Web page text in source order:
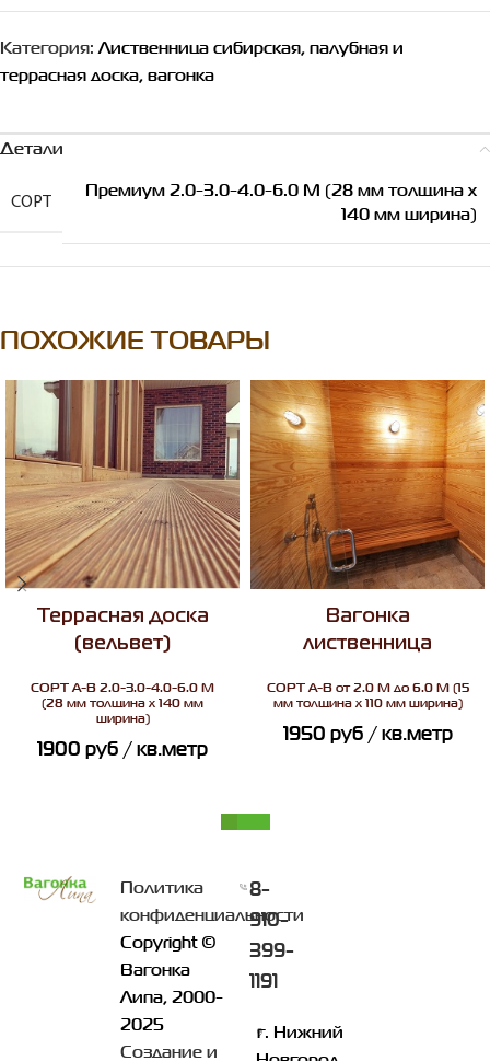
Категория: Лиственница сибирская, палубная и
террасная доска, вагонка
Детали
СОРТ
Премиум 2.0-3.0-4.0-6.0 М (28 мм толщина х
140 мм ширина)
ПОХОЖИЕ ТОВАРЫ
Террасная доска
(вельвет)
СОРТA-B 2.0-3.0-4.0-6.0 М
(28 мм толщина х 140 мм
ширина)
1900руб/ кв.метр
Вагонка
лиственница
СОРТA-B от 2.0 М до 6.0 М (15
мм толщина х 110 мм ширина)
1950руб / кв.метр
Политика
конфиденциальности
Copyright ©
Вагонка
Липа, 2000-
2025
Создание и
8-
910-
399-
1191
г. Нижний